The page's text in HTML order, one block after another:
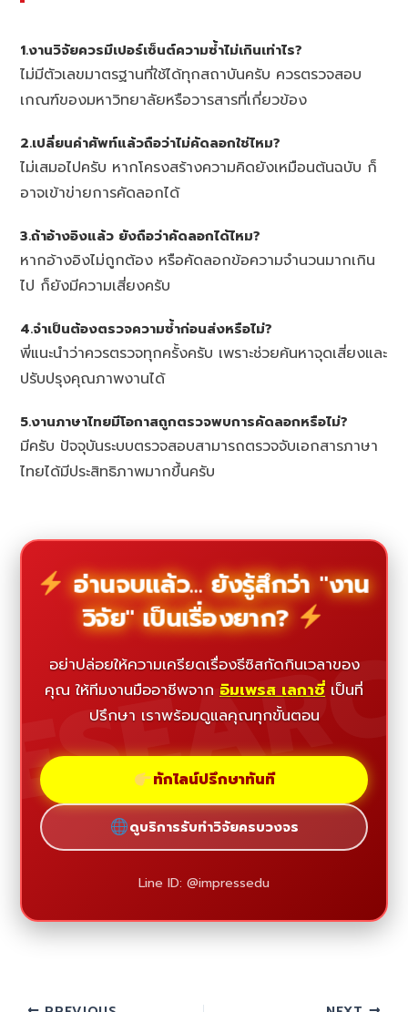
1.งานวิจัยควรมีเปอร์เซ็นต์ความซ้ำไม่เกินเท่าไร?
ไม่มีตัวเลขมาตรฐานที่ใช้ได้ทุกสถาบันครับ ควรตรวจสอบ
เกณฑ์ของมหาวิทยาลัยหรือวารสารที่เกี่ยวข้อง
2.เปลี่ยนคำศัพท์แล้วถือว่าไม่คัดลอกใช่ไหม?
ไม่เสมอไปครับ หากโครงสร้างความคิดยังเหมือนต้นฉบับ ก็
อาจเข้าข่ายการคัดลอกได้
3.ถ้าอ้างอิงแล้ว ยังถือว่าคัดลอกได้ไหม?
หากอ้างอิงไม่ถูกต้อง หรือคัดลอกข้อความจำนวนมากเกิน
ไป ก็ยังมีความเสี่ยงครับ
4.จำเป็นต้องตรวจความซ้ำก่อนส่งหรือไม่?
พี่แนะนำว่าควรตรวจทุกครั้งครับ เพราะช่วยค้นหาจุดเสี่ยงและ
ปรับปรุงคุณภาพงานได้
5.งานภาษาไทยมีโอกาสถูกตรวจพบการคัดลอกหรือไม่?
มีครับ ปัจจุบันระบบตรวจสอบสามารถตรวจจับเอกสารภาษา
ไทยได้มีประสิทธิภาพมากขึ้นครับ
อ่านจบแล้ว... ยังรู้สึกว่า "งาน
วิจัย" เป็นเรื่องยาก?
อย่าปล่อยให้ความเครียดเรื่องธีซิสกัดกินเวลาของ
คุณ ให้ทีมงานมืออาชีพจาก อิมเพรส เลกาซี่ เป็นที่
ปรึกษา เราพร้อมดูแลคุณทุกขั้นตอน
ทักไลน์ปรึกษาทันที
ดูบริการรับทำวิจัยครบวงจร
Line ID: @impressedu